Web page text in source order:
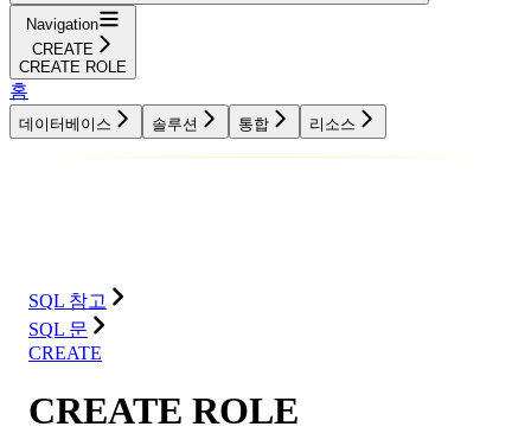
Navigation
CREATE
CREATE ROLE
홈
데이터베이스 솔루션 통합 리소스
SQL 참고
SQL 문
CREATE
CREATE ROLE